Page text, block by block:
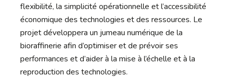
flexibilité, la simplicité opérationnelle et l’accessibilité
économique des technologies et des ressources. Le
projet développera un jumeau numérique de la
bioraffinerie afin d’optimiser et de prévoir ses
performances et d’aider à la mise à l’échelle et à la
reproduction des technologies.